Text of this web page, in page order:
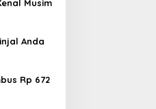
Musim
Anda
Rp 672